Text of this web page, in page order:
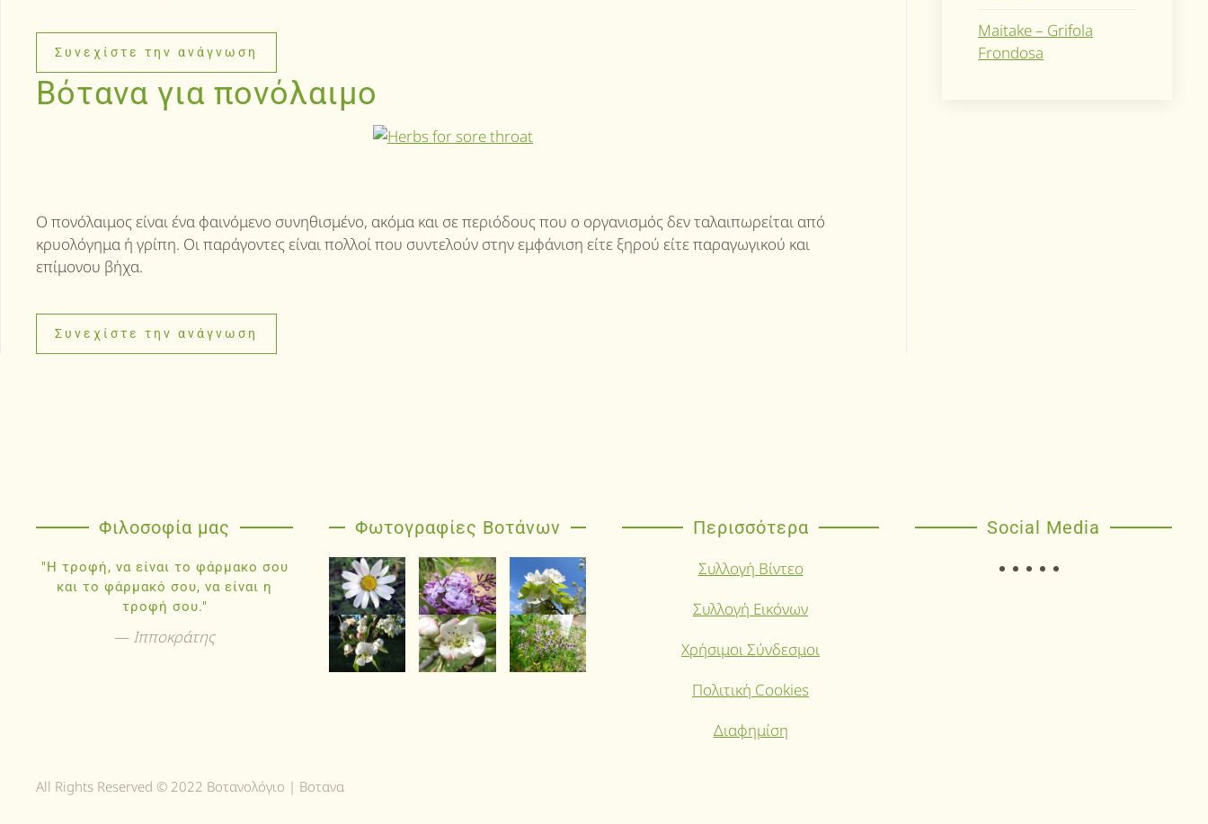
Συνεχίστε την ανάγνωση
Βότανα για πονόλαιμο
Ο πονόλαιμος είναι ένα φαινόμενο συνηθισμένο, ακόμα και σε περιόδους που ο οργανισμός δεν ταλαιπωρείται από
κρυολόγημα ή γρίπη. Οι παράγοντες είναι πολλοί που συντελούν στην εμφάνιση είτε ξηρού είτε παραγωγικού και
επίμονου βήχα.
Συνεχίστε την ανάγνωση
Maitake – Grifola
Frondosa
Φιλοσοφία μας
"Η τροφή, να είναι το φάρμακο σου
και το φάρμακό σου, να είναι η
τροφή σου."
Ιπποκράτης
Φωτογραφίες Βοτάνων Περισσότερα
Συλλογή Βίντεο
Συλλογή Εικόνων
Χρήσιμοι Σύνδεσμοι
Πολιτική Cookies
Διαφημίση
Social Media
All Rights Reserved © 2022 Βοτανολόγιο | Βοτανα